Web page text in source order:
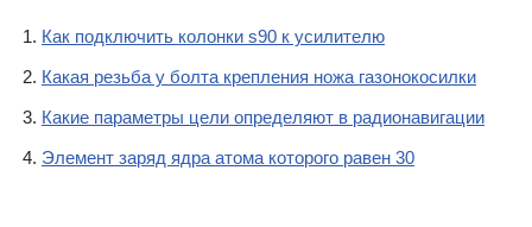
Как подключить колонки s90 к усилителю
Какая резьба у болта крепления ножа газонокосилки
Какие параметры цели определяют в радионавигации
Элемент заряд ядра атома которого равен 30